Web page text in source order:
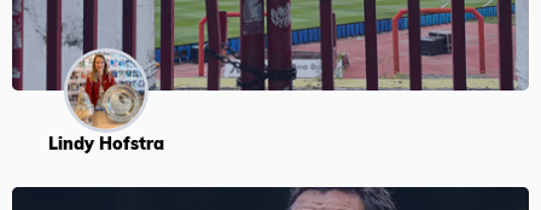
Lindy Hofstra